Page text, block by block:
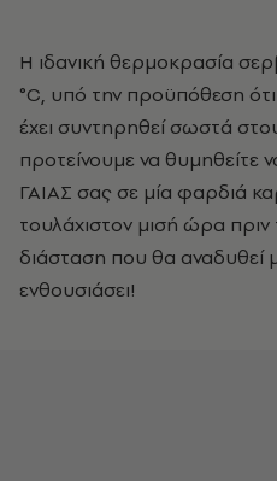
Η ιδανική θερμοκρασία
°C, υπό την προϋπόθεση
έχει συντηρηθεί σωστά
προτείνουμε να
ΓΑΙΑΣ σας σε μία φαρδιά
τουλάχιστον μισή ώρα
διάσταση που θα
ενθουσιάσει!